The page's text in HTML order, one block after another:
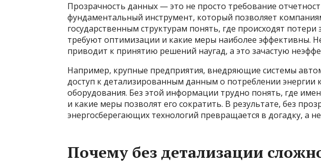
Прозрачность данных — это не просто требование
фундаментальный инструмент, который позволяет
государственным структурам понять, где происходят потери
требуют оптимизации и какие меры наиболее эффективны.
приводит к принятию решений наугад, а это зачастую
Например, крупные предприятия, внедряющие системы
доступ к детализированным данным о потреблении энергии
оборудования. Без этой информации трудно понять, где
и какие меры позволят его сократить. В результате, без
энергосберегающих технологий превращается в догадку, а
Почему без детализации